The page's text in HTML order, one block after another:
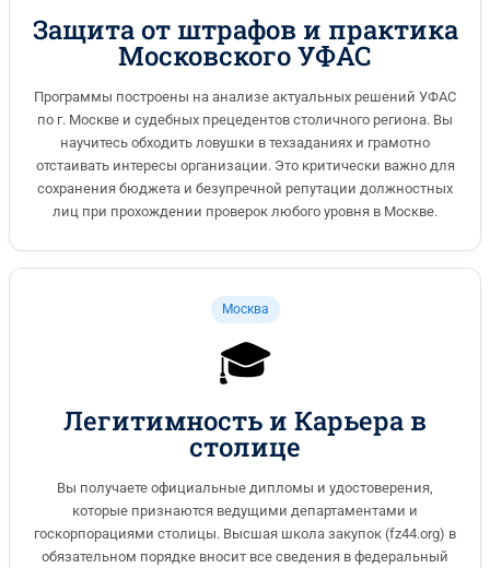
Защита от штрафов и практика
Московского УФАС
Программы построены на анализе актуальных решений УФАС
по г. Москве и судебных прецедентов столичного региона. Вы
научитесь обходить ловушки в техзаданиях и грамотно
отстаивать интересы организации. Это критически важно для
сохранения бюджета и безупречной репутации должностных
лиц при прохождении проверок любого уровня в Москве.
Москва
🎓
Легитимность и Карьера в
столице
Вы получаете официальные дипломы и удостоверения,
которые признаются ведущими департаментами и
госкорпорациями столицы. Высшая школа закупок (fz44.org) в
обязательном порядке вносит все сведения в федеральный